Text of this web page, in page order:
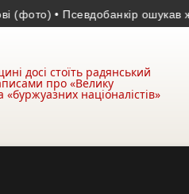
• Псевдобанкір ошукав
досі стоїть радянський
про «Велику
«буржуазних націоналістів»